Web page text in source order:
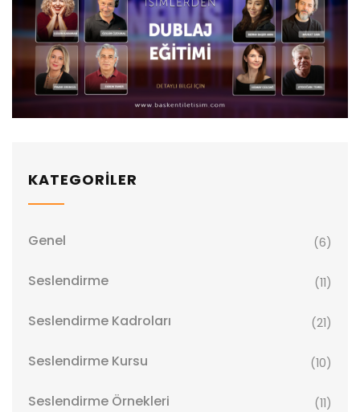
KATEGORİLER
Genel (6)
Seslendirme (11)
Seslendirme Kadroları (21)
Seslendirme Kursu (10)
Seslendirme Örnekleri (11)